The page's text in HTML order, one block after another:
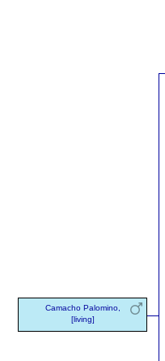
Camacho Palomino,
[living]